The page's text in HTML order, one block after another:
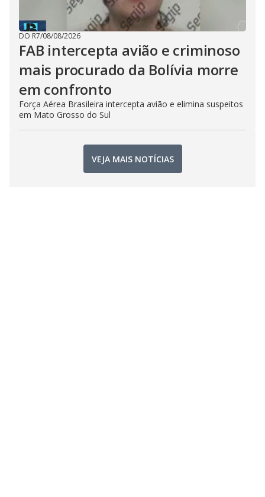
DO R7/08/08/2026
FAB intercepta avião e criminoso
mais procurado da Bolívia morre
em confronto
Força Aérea Brasileira intercepta avião e elimina suspeitos
em Mato Grosso do Sul
VEJA MAIS NOTÍCIAS